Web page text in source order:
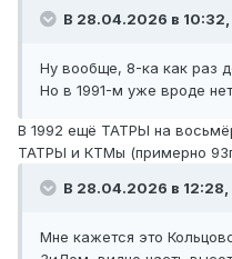
В 28.04.2026 в 10:32,
Ну вообще, 8-ка как раз
Но в 1991-м уже вроде
В 1992 ещё ТАТРЫ на
ТАТРЫ и КТМы (примерно
В 28.04.2026 в 12:28,
Мне кажется это